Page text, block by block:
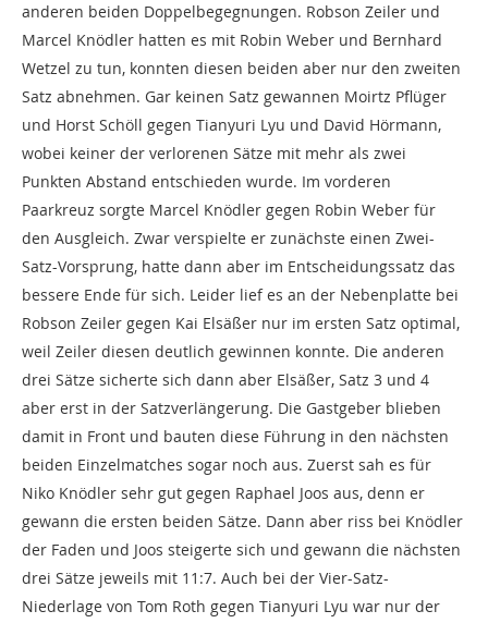
anderen beiden Doppelbegegnungen. Robson Zeiler und
Marcel Knödler hatten es mit Robin Weber und Bernhard
Wetzel zu tun, konnten diesen beiden aber nur den zweiten
Satz abnehmen. Gar keinen Satz gewannen Moirtz Pflüger
und Horst Schöll gegen Tianyuri Lyu und David Hörmann,
wobei keiner der verlorenen Sätze mit mehr als zwei
Punkten Abstand entschieden wurde. Im vorderen
Paarkreuz sorgte Marcel Knödler gegen Robin Weber für
den Ausgleich. Zwar verspielte er zunächste einen Zwei-
Satz-Vorsprung, hatte dann aber im Entscheidungssatz das
bessere Ende für sich. Leider lief es an der Nebenplatte bei
Robson Zeiler gegen Kai Elsäßer nur im ersten Satz optimal,
weil Zeiler diesen deutlich gewinnen konnte. Die anderen
drei Sätze sicherte sich dann aber Elsäßer, Satz 3 und 4
aber erst in der Satzverlängerung. Die Gastgeber blieben
damit in Front und bauten diese Führung in den nächsten
beiden Einzelmatches sogar noch aus. Zuerst sah es für
Niko Knödler sehr gut gegen Raphael Joos aus, denn er
gewann die ersten beiden Sätze. Dann aber riss bei Knödler
der Faden und Joos steigerte sich und gewann die nächsten
drei Sätze jeweils mit 11:7. Auch bei der Vier-Satz-
Niederlage von Tom Roth gegen Tianyuri Lyu war nur der